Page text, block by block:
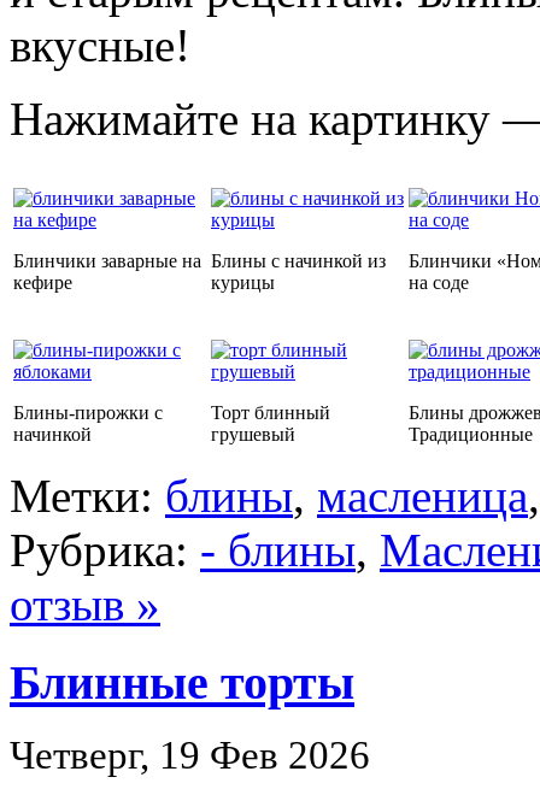
вкусные!
Нажимайте на картинку
Блинчики заварные на
кефире
Блины с начинкой из
курицы
Блинчики
на соде
Блины-пирожки с
начинкой
Торт блинный
грушевый
Блины
Традиционные
Метки: блины, масленица
Рубрика: - блины,
отзыв »
Блинные торты
Четверг, 19 Фев 2026